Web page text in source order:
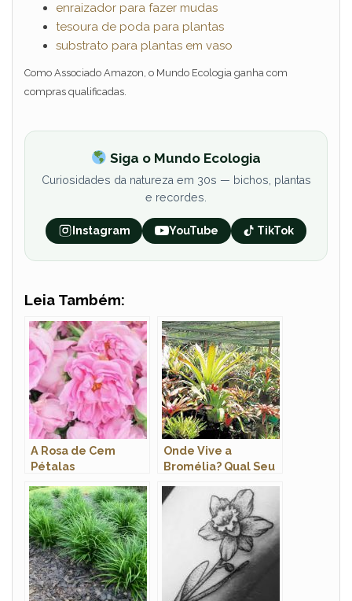
enraizador para fazer mudas
tesoura de poda para plantas
substrato para plantas em vaso
Como Associado Amazon, o Mundo Ecologia ganha com
compras qualificadas.
Siga o Mundo Ecologia
Curiosidades da natureza em 30s — bichos, plantas
e recordes.
Instagram YouTube TikTok
Leia Também:
A Rosa de Cem
Pétalas
Onde Vive a
Bromélia? Qual Seu